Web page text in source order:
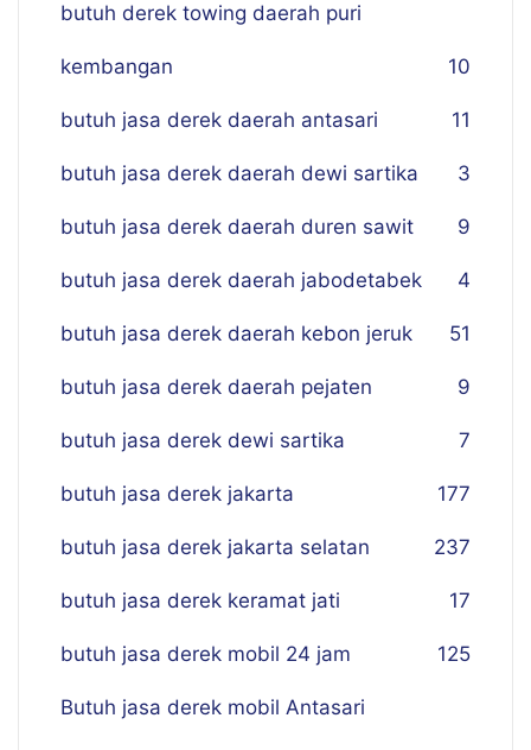
butuh derek towing daerah puri
kembangan 10
butuh jasa derek daerah antasari 11
butuh jasa derek daerah dewi sartika 3
butuh jasa derek daerah duren sawit 9
butuh jasa derek daerah jabodetabek 4
butuh jasa derek daerah kebon jeruk 51
butuh jasa derek daerah pejaten 9
butuh jasa derek dewi sartika 7
butuh jasa derek jakarta 177
butuh jasa derek jakarta selatan 237
butuh jasa derek keramat jati 17
butuh jasa derek mobil 24 jam 125
Butuh jasa derek mobil Antasari